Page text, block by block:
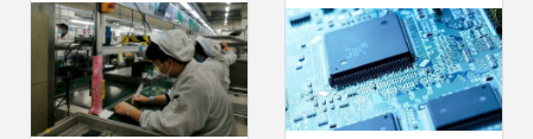
分析仪器制造篇